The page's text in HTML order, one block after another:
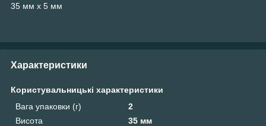
35 мм х 5 мм
Характеристики
Користувальницькі характеристики
Вага упаковки (г)
2
Висота
35 мм